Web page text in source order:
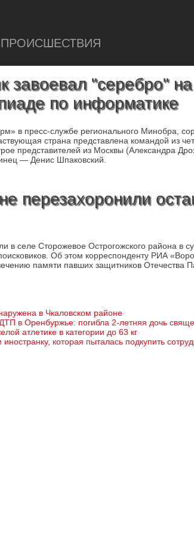
завоевал "серебро" на
по информатике
в пресс-службе регионального Минобра,
страна представлена командой из
представителей из Москвы (Александра
— Денис Шпаковский.
перезахоронили
в селе Сторожевое Острогожского района в
Об этом корреспонденту РИА
памяти павших защитников Отечества
в Чкаловском районе
в Оренбуржье: погибла 2-летняя дочь
атлетике в категории до 63 кг
которая пыталась подкупить